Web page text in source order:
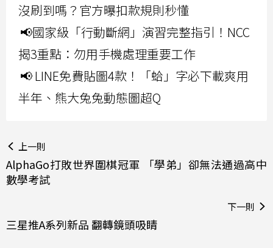
沒刷到嗎？官方曝扣款規則秒懂
📢國家級「行動斷網」演習完整指引！NCC
揭3重點：勿用手機處理重要工作
📢 LINE免費貼圖4款！「蛤」字必下載爽用
半年、熊大兔兔動態圖超Q
上一則
AlphaGo打敗世界圍棋冠軍 「學弟」卻無法通過高中
數學考試
下一則
三星推A系列新品 翻轉鏡頭吸睛